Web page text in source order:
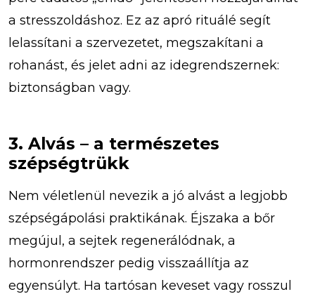
a stresszoldáshoz. Ez az apró rituálé segít
lelassítani a szervezetet, megszakítani a
rohanást, és jelet adni az idegrendszernek:
biztonságban vagy.
3. Alvás – a természetes
szépségtrükk
Nem véletlenül nevezik a jó alvást a legjobb
szépségápolási praktikának. Éjszaka a bőr
megújul, a sejtek regenerálódnak, a
hormonrendszer pedig visszaállítja az
egyensúlyt. Ha tartósan keveset vagy rosszul